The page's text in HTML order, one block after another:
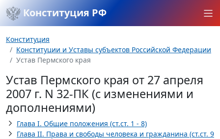
Конституция РФ
Конституция
Конституции и Уставы субъектов Российской Федерации
Устав Пермского края
Устав Пермского края от 27 апреля
2007 г. N 32-ПК (с изменениями и
дополнениями)
Глава I. Общие положения (ст.ст. 1 - 8)
Глава II. Права и свободы человека и гражданина (ст.ст. 9